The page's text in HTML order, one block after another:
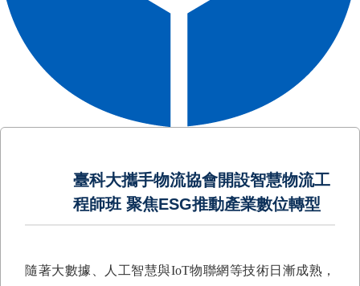
臺科大攜手物流協會開設智慧物流工
程師班 聚焦ESG推動產業數位轉型
隨著大數據、人工智慧與IoT物聯網等技術日漸成熟，